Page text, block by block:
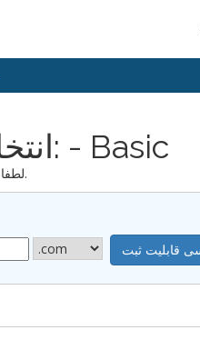
انتخاب محصول: - Basic
لطفا با انتخاب یکی از گزینه های زیر ، دامنه ای را که میخواهید با سرویس ما میزبانی کنید مشخص کنید.